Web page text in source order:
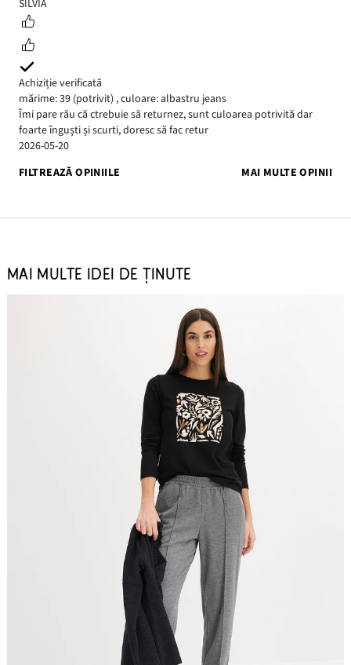
SILVIA
Achiziție verificată
mărime: 39 (potrivit) ,culoare: albastru jeans
Îmi pare rău că ctrebuie să returnez, sunt culoarea potrivită dar
foarte înguști și scurti, doresc să fac retur
2026-05-20
FILTREAZĂ OPINIILE
MAI MULTE OPINII
MAI MULTE IDEI DE ȚINUTE